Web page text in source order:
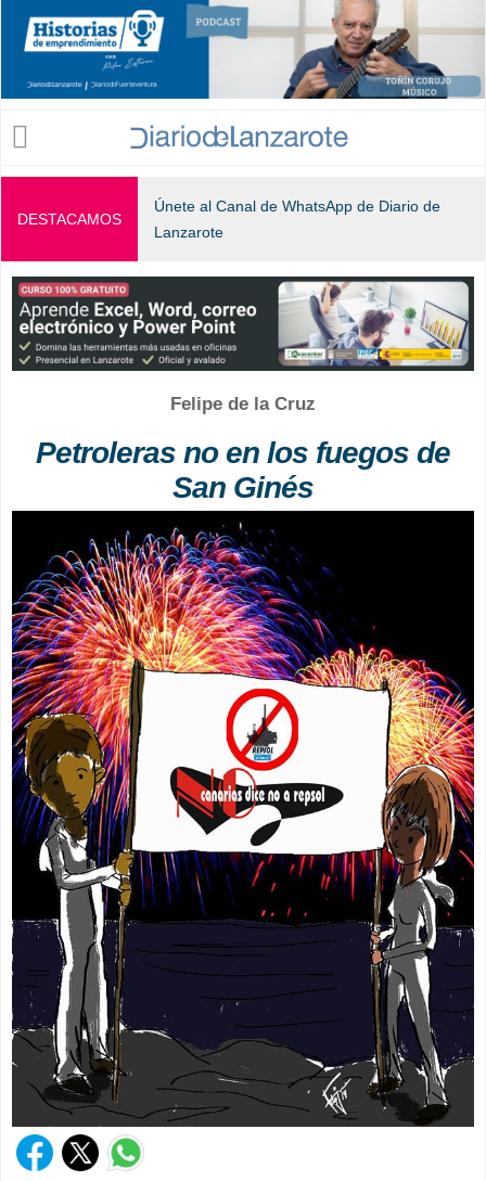
Jump to navigation
DESTACAMOS
Únete al Canal de WhatsApp de Diario de
Lanzarote
Felipe de la Cruz
Petroleras no en los fuegos de
San Ginés